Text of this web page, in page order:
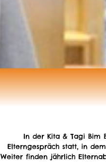
In der Kita & Tagi Bim
Elterngespräch statt, in
Weiter finden jährlich